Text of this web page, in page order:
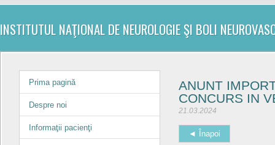
INSTITUTUL NAŢIONAL DE NEUROLOGIE ŞI BOLI
Prima pagină
Despre noi
Informaţii pacienţi
ANUNT
CONCURS IN
21.03.2024
◄ Înapoi